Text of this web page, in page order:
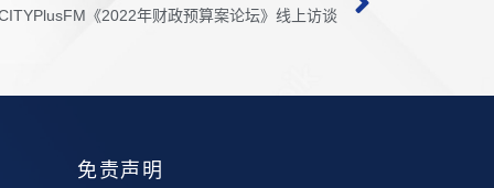
《2022年财政预算案论坛》线上访谈
免责声明